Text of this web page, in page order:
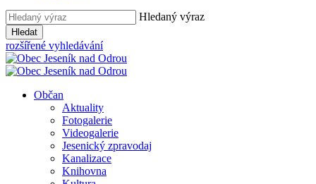
Hledaný výraz
Hledat
rozšířené vyhledávání
Občan
Aktuality
Fotogalerie
Videogalerie
Jesenický zpravodaj
Kanalizace
Knihovna